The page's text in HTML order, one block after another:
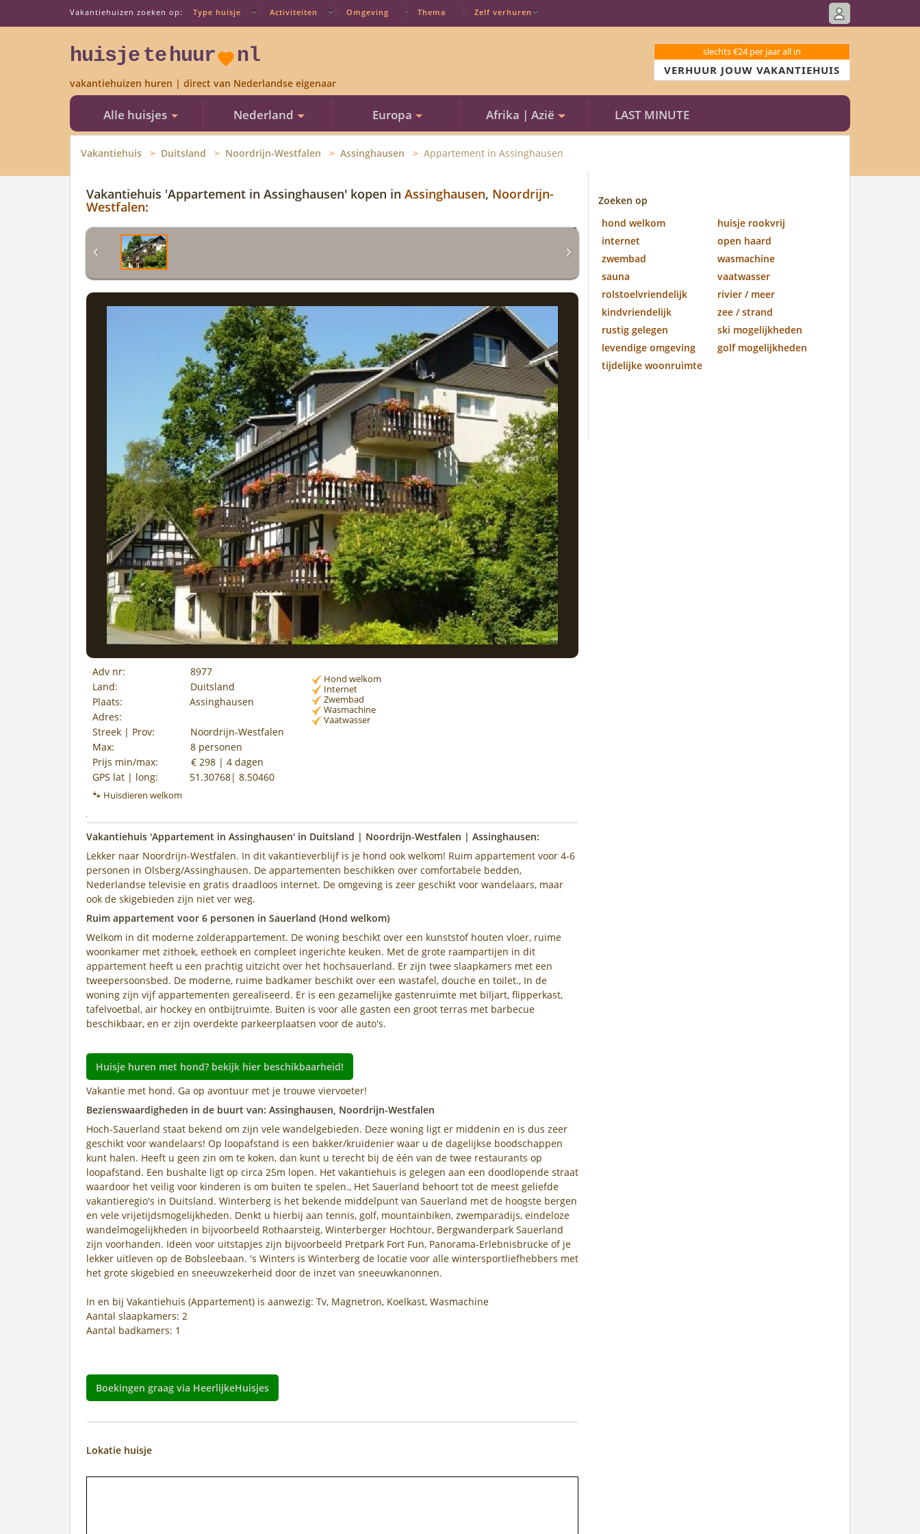
Vakantiehuizen zoeken op: Type huisje Activiteiten Omgeving Thema Zelf verhuren
huisje tehuur nl
vakantiehuizen huren | direct van Nederlandse eigenaar
slechts €24 per jaar all in
VERHUUR JOUW VAKANTIEHUIS
Alle huisjes Nederland Europa Afrika | Azië LAST MINUTE
Vakantiehuis Duitsland Noordrijn-Westfalen Assinghausen Appartement in Assinghausen
Vakantiehuis 'Appartement in Assinghausen' kopen in Assinghausen, Noordrijn-
Westfalen:
Adv nr:
8977
Land:
Duitsland
Plaats:
Assinghausen
Adres:
Streek | Prov:
Noordrijn-Westfalen
Max:
8 personen
Prijs min/max:
€ 298 | 4 dagen
GPS lat | long:
51.30768| 8.50460
🐾 Huisdieren welkom
Hond welkom
Internet
Zwembad
Wasmachine
Vaatwasser
Vakantiehuis 'Appartement in Assinghausen' in Duitsland | Noordrijn-Westfalen | Assinghausen:
Lekker naar Noordrijn-Westfalen. In dit vakantieverblijf is je hond ook welkom! Ruim appartement voor 4-6
personen in Olsberg/Assinghausen. De appartementen beschikken over comfortabele bedden,
Nederlandse televisie en gratis draadloos internet. De omgeving is zeer geschikt voor wandelaars, maar
ook de skigebieden zijn niet ver weg.
Ruim appartement voor 6 personen in Sauerland (Hond welkom)
Welkom in dit moderne zolderappartement. De woning beschikt over een kunststof houten vloer, ruime
woonkamer met zithoek, eethoek en compleet ingerichte keuken. Met de grote raampartijen in dit
appartement heeft u een prachtig uitzicht over het hochsauerland. Er zijn twee slaapkamers met een
tweepersoonsbed. De moderne, ruime badkamer beschikt over een wastafel, douche en toilet., In de
woning zijn vijf appartementen gerealiseerd. Er is een gezamelijke gastenruimte met biljart, flipperkast,
tafelvoetbal, air hockey en ontbijtruimte. Buiten is voor alle gasten een groot terras met barbecue
beschikbaar, en er zijn overdekte parkeerplaatsen voor de auto's.
Huisje huren met hond? bekijk hier beschikbaarheid!
Vakantie met hond. Ga op avontuur met je trouwe viervoeter!
Bezienswaardigheden in de buurt van: Assinghausen, Noordrijn-Westfalen
Hoch-Sauerland staat bekend om zijn vele wandelgebieden. Deze woning ligt er middenin en is dus zeer
geschikt voor wandelaars! Op loopafstand is een bakker/kruidenier waar u de dagelijkse boodschappen
kunt halen. Heeft u geen zin om te koken, dan kunt u terecht bij de één van de twee restaurants op
loopafstand. Een bushalte ligt op circa 25m lopen. Het vakantiehuis is gelegen aan een doodlopende straat
waardoor het veilig voor kinderen is om buiten te spelen., Het Sauerland behoort tot de meest geliefde
vakantieregio's in Duitsland. Winterberg is het bekende middelpunt van Sauerland met de hoogste bergen
en vele vrijetijdsmogelijkheden. Denkt u hierbij aan tennis, golf, mountainbiken, zwemparadijs, eindeloze
wandelmogelijkheden in bijvoorbeeld Rothaarsteig, Winterberger Hochtour, Bergwanderpark Sauerland
zijn voorhanden. Ideën voor uitstapjes zijn bijvoorbeeld Pretpark Fort Fun, Panorama-Erlebnisbrücke of je
lekker uitleven op de Bobsleebaan. 's Winters is Winterberg de locatie voor alle wintersportliefhebbers met
het grote skigebied en sneeuwzekerheid door de inzet van sneeuwkanonnen.
In en bij Vakantiehuis (Appartement) is aanwezig: Tv, Magnetron, Koelkast, Wasmachine
Aantal slaapkamers: 2
Aantal badkamers: 1
Boekingen graag via HeerlijkeHuisjes
Lokatie huisje
Zoeken op
hond welkom
huisje rookvrij
internet
open haard
zwembad
wasmachine
sauna
vaatwasser
rolstoelvriendelijk
rivier / meer
kindvriendelijk
zee / strand
rustig gelegen
ski mogelijkheden
levendige omgeving
golf mogelijkheden
tijdelijke woonruimte